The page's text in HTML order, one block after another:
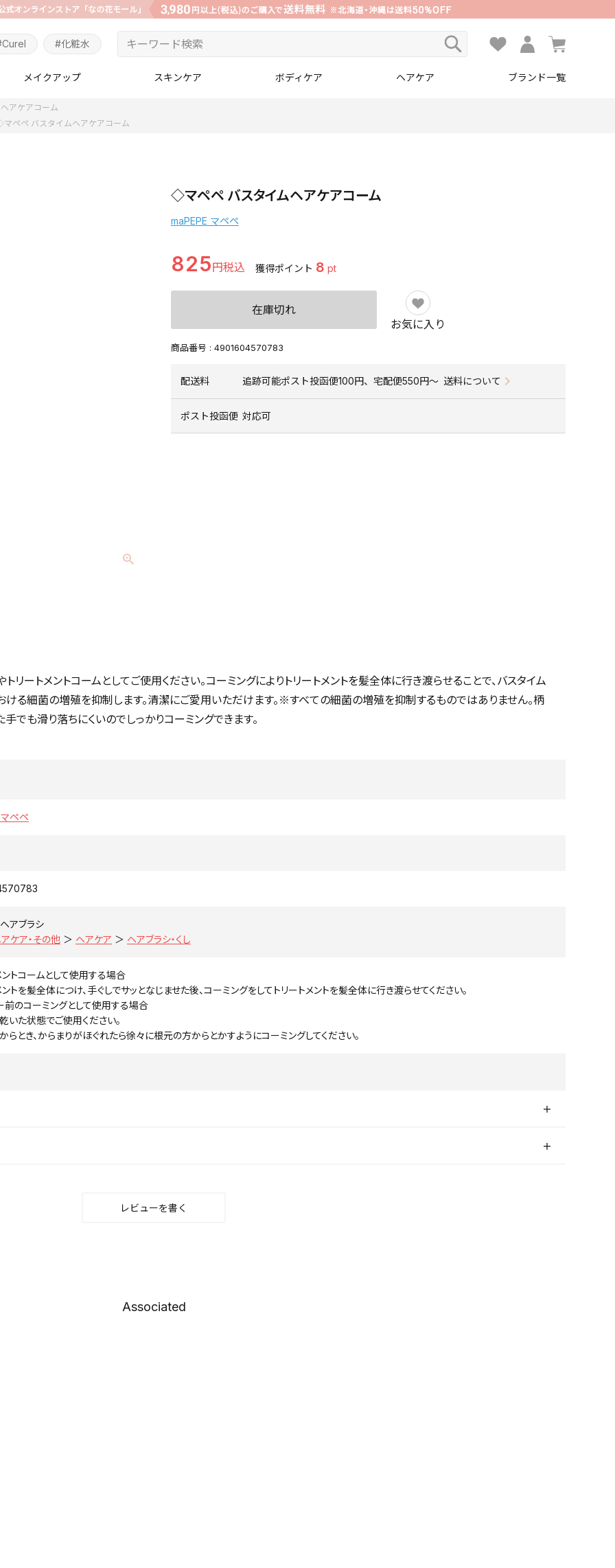
#化粧水
メイクアップ スキンケア ボディケア ヘアケア ブランド一覧
アケアコーム
ペペ バスタイムヘアケアコーム
◇マペペ バスタイムヘアケアコーム
maPEPE マペペ
825 獲得ポイント 8 pt
在庫切れ
お気に入り
商品番号 4901604570783
配送料 追跡可能ポスト投函便100円、宅配便550円〜 送料について
ポスト投函便 対応可
リートメントコームとしてご使用ください。コーミングによりトリートメントを髪全体に行き渡らせることで、バスタイム
る細菌の増殖を抑制します。清潔にご愛用いただけます。※すべての細菌の増殖を抑制するものではありません。柄
でも滑り落ちにくいのでしっかりコーミングできます。
ペペ
アブラシ
アケア・その他 ＞ ヘアケア ＞ ヘアブラシ・くし
ントコームとして使用する場合
ントを髪全体につけ、手ぐしでサッとなじませた後、コーミングをしてトリートメントを髪全体に行き渡らせてください。
前のコーミングとして使用する場合
いた状態でご使用ください。
らとき、からまりがほぐれたら徐々に根元の方からとかすようにコーミングしてください。
レビューを書く
Associated